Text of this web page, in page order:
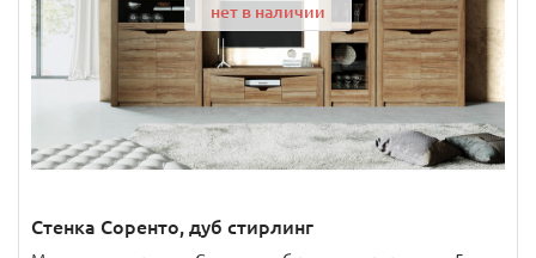
нет в наличии
Стенка Соренто, дуб стирлинг